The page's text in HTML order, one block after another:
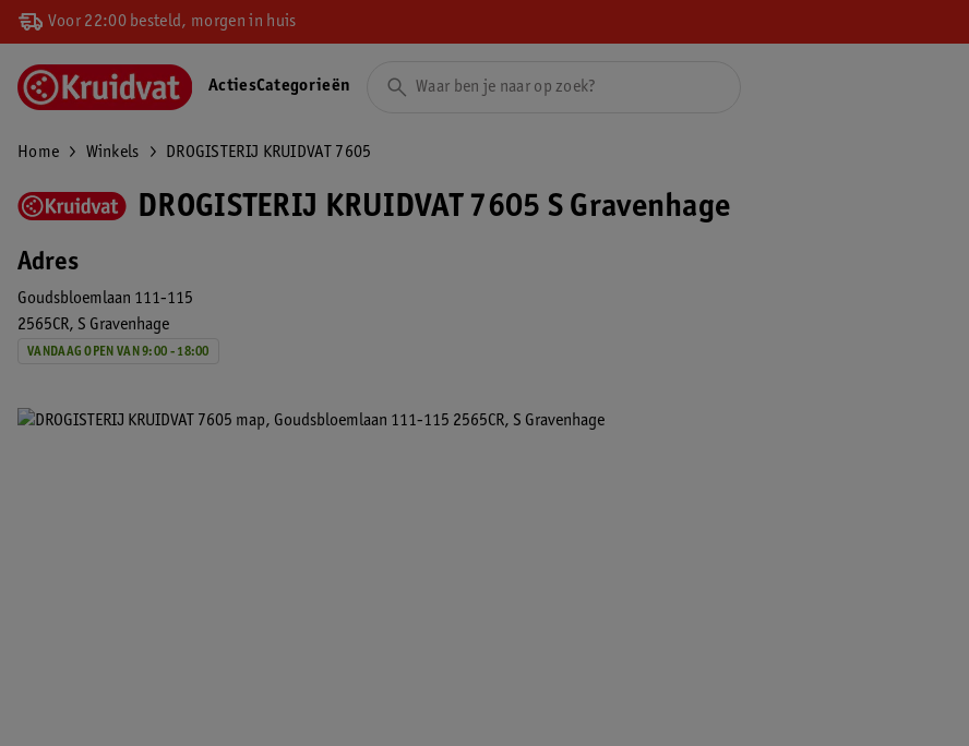
Voor 22:00 besteld, morgen in huis
ActiesCategorieën
Home Winkels DROGISTERIJ KRUIDVAT 7605
DROGISTERIJ KRUIDVAT 7605 S Gravenhage
Adres
Goudsbloemlaan 111-115
2565CR S Gravenhage
VANDAAG OPEN VAN 9:00 - 18:00